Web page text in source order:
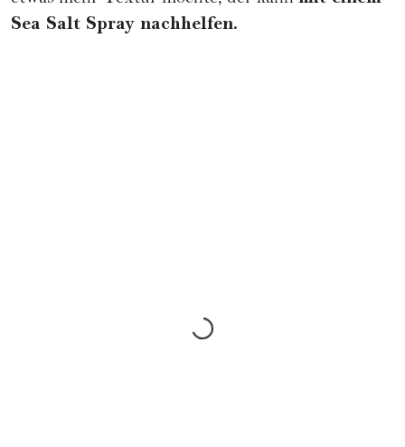
Sea Salt Spray nachhelfen.